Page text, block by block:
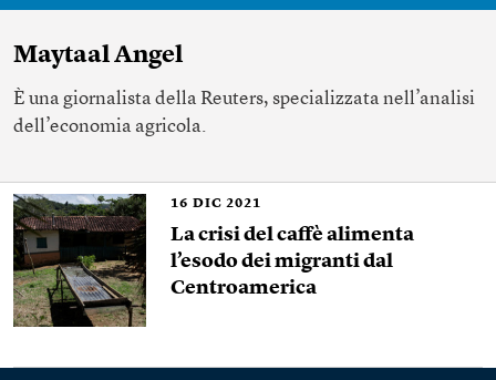
Maytaal Angel
È una giornalista della Reuters, specializzata nell’analisi
dell’economia agricola.
16 DIC 2021
La crisi del caffè alimenta
l’esodo dei migranti dal
Centroamerica